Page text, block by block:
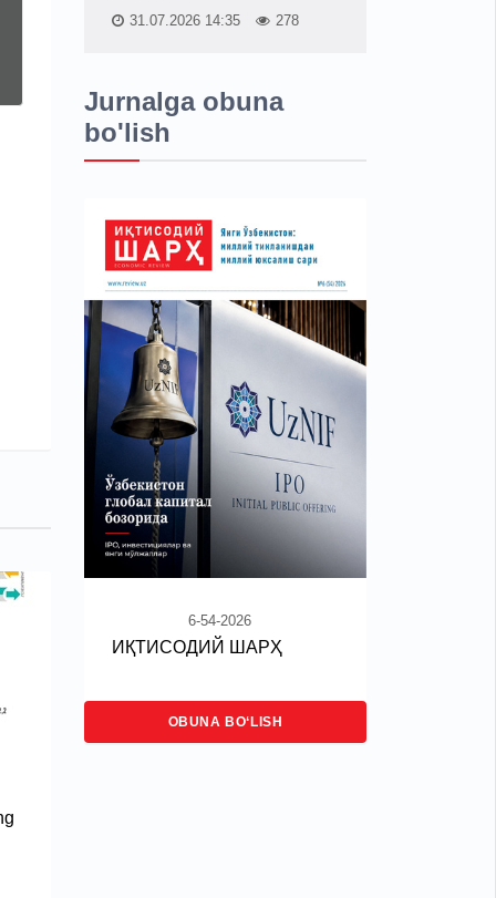
31.07.2026 14:35 278
Jurnalga obuna
bo'lish
6-54-2026
ИҚТИСОДИЙ ШАРҲ
OBUNA BO‘LISH